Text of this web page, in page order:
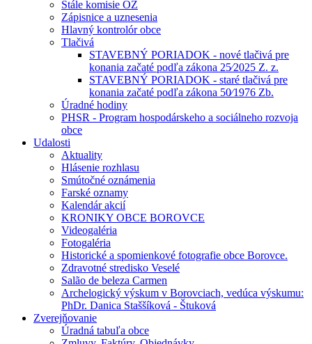
Stále komisie OZ
Zápisnice a uznesenia
Hlavný kontrolór obce
Tlačivá
STAVEBNÝ PORIADOK - nové tlačivá pre
konania začaté podľa zákona 25⁄2025 Z. z.
STAVEBNÝ PORIADOK - staré tlačivá pre
konania začaté podľa zákona 50⁄1976 Zb.
Úradné hodiny
PHSR - Program hospodárskeho a sociálneho rozvoja
obce
Udalosti
Aktuality
Hlásenie rozhlasu
Smútočné oznámenia
Farské oznamy
Kalendár akcií
KRONIKY OBCE BOROVCE
Videogaléria
Fotogaléria
Historické a spomienkové fotografie obce Borovce.
Zdravotné stredisko Veselé
Salão de beleza Carmen
Archelogický výskum v Borovciach, vedúca výskumu:
PhDr. Danica Staššíková - Štuková
Zverejňovanie
Úradná tabuľa obce